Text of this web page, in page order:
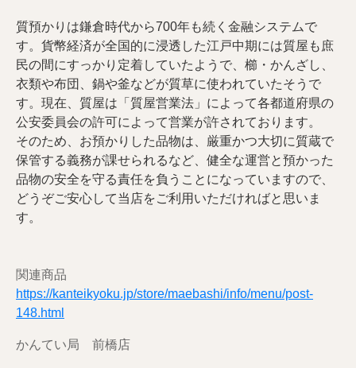
質預かりは鎌倉時代から700年も続く金融システムで
す。貨幣経済が全国的に浸透した江戸中期には質屋も庶
民の間にすっかり定着していたようで、 櫛・かんざし、
衣類や布団、鍋や釜などが質草に使われていたそうで
す。現在、質屋は「質屋営業法」によって各都道府県の
公安委員会の許可によって営業が許されております。
そのため、お預かりした品物は、厳重かつ大切に質蔵で
保管する義務が課せられるなど、健全な運営と預かった
品物の安全を守る責任を負うことになっていますので、
どうぞご安心して当店をご利用いただければと思いま
す。
関連商品
https://kanteikyoku.jp/store/maebashi/info/menu/post-
148.html
かんてい局 前橋店